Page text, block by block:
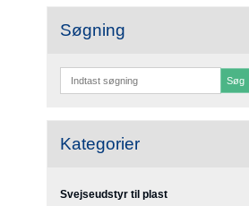
Søgning
Søg
Kategorier
Svejseudstyr til plast